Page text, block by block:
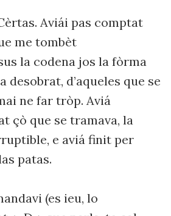
Aviái pas comptat
me tombèt
la codena jos la fòrma
desobrat, d’aqueles que se
ne far tròp. Aviá
çò que se tramava, la
e aviá finit per
patas.
(es ieu, lo